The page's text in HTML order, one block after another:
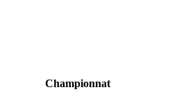
Championnat